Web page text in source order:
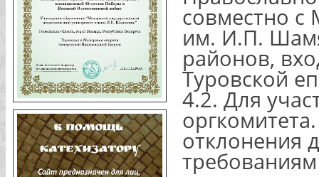
совместно с
им. И.П.
районов,
Туровской
4.2. Для
отклонения